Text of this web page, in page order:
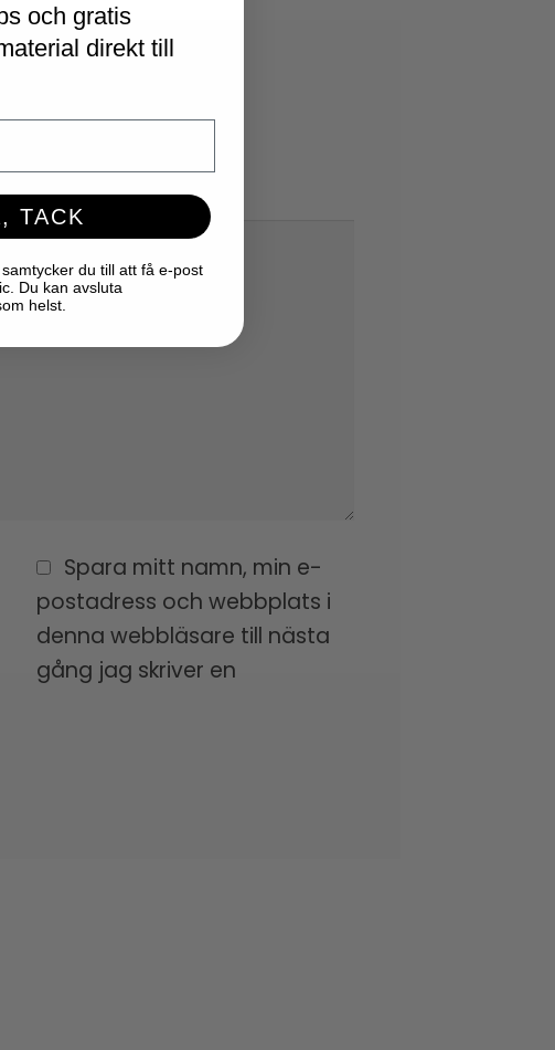
Spara mitt namn, min e-
postadress och webbplats i
denna webbläsare till nästa
gång jag skriver en
och gratis
direkt till
TACK
du till att få e-post
Du kan avsluta
helst.